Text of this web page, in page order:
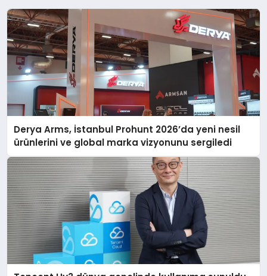
Derya Arms, İstanbul Prohunt 2026’da yeni nesil
ürünlerini ve global marka vizyonunu sergiledi